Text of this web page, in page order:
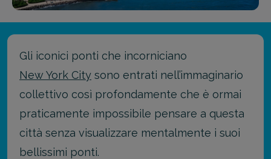
Gli iconici ponti che incorniciano
New York City sono entrati nell’immaginario
collettivo così profondamente che è ormai
praticamente impossibile pensare a questa
città senza visualizzare mentalmente i suoi
bellissimi ponti.